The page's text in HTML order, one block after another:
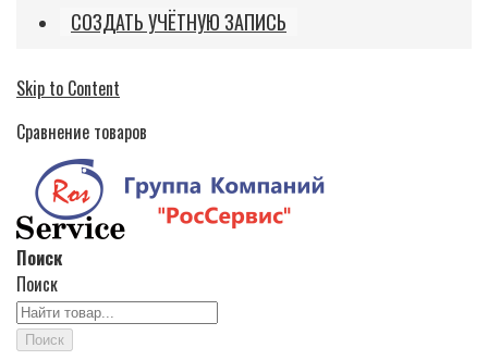
СОЗДАТЬ УЧЁТНУЮ ЗАПИСЬ
Skip to Content
Сравнение товаров
Поиск
Поиск
Поиск